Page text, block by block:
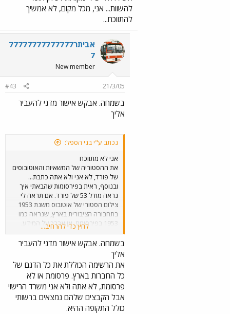
להשוות... אני, מכל מקום, לא אמשיך
להתווכח...
אביתר77777777777777
7
New member
21/3/05
#43
בשמחה. אבקש אישור מדני להעביר
אליך
נכתב ע"י בני הספל:
אני לא מתווכח
את ההסטוריה של המשאיות והאוטובוסים
של פורד, לא אני ולא אתה כתבת...
ובנוסף, ראית בפירסומות שהבאתי איך
נראה מודל 53 של פורד. אם תראה לי
צילום הסטורי של אוטובוס משנת 1953
בתחבורה הציבורית בארץ, שנראה כמו
1953 בפירסומת, אז אברך על המידע.
פורד והסוכנות שלה לא מכרו בשום מקום
בעולם 1953 חדשים עם גריל של 1948
(כלומר שני דורות אחורה). לכן משהו כאן
לא נראה לי. האם תוכל להעביר לי את
מספר השילדה? יש לי מקורות לפיהן אוכל
להשוות... אני, מכל מקום, לא אמשיך
להתווכח...
לחץ כדי להרחיב...
בשמחה. אבקש אישור מדני להעביר
אליך
את הרשימה הכוללת את כל הדגם של
כל החברות בארץ. פרסומת או לא
פרסומת, לא אתה ולא אני משרד הרישוי
אבל הקבצים שלהם נמצאים ברשותי
כולל התקופה ההיא.